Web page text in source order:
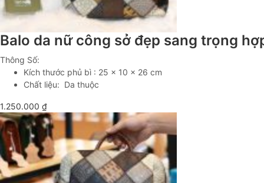
Balo da nữ công sở đẹp sang trọng
Thông Số:
Kích thước phủ bì : 25 x 10 x 26 cm
Chất liệu: Da thuộc
1.250.000 ₫